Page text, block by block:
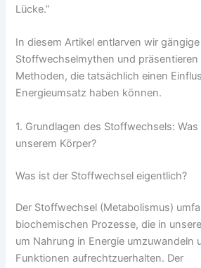
Lücke.”
In diesem Artikel entlarven wir gängige
Stoffwechselmythen und
Methoden, die tatsächlich einen
Energieumsatz haben können.
1. Grundlagen des Stoffwechsels:
unserem Körper?
Was ist der Stoffwechsel eigentlich?
Der Stoffwechsel (Metabolismus)
biochemischen Prozesse, die in
um Nahrung in Energie umzuwandeln
Funktionen aufrechtzuerhalten. Der